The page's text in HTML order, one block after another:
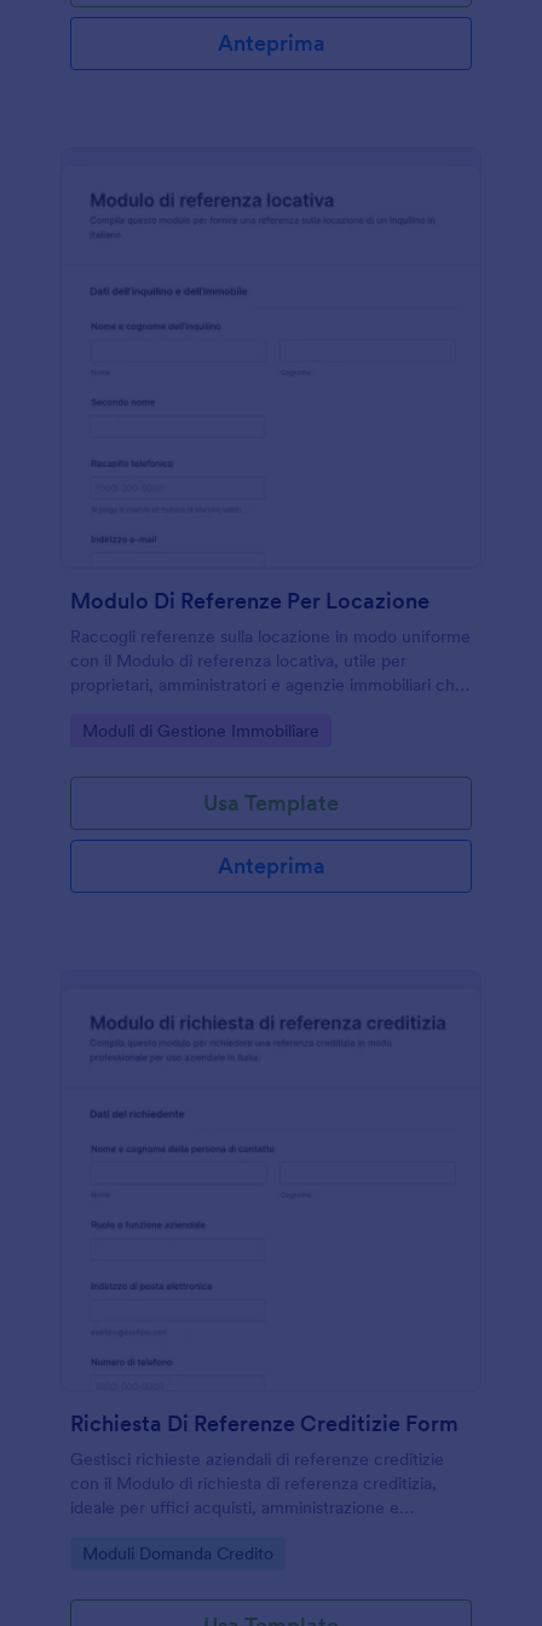
Anteprima
Modulo Di Referenze Per Locazione
Raccogli referenze sulla locazione in modo uniforme
con il Modulo di referenza locativa, utile per
proprietari, amministratori e agenzie immobiliari che
collection online con Jotform.
Go to Category:
Moduli di Gestione Immobiliare
Usa Template
Anteprima
Richiesta Di Referenze Creditizie Form
Gestisci richieste aziendali di referenze creditizie
con il Modulo di richiesta di referenza creditizia,
ideale per uffici acquisti, amministrazione e
e tracciare ogni invio del modulo in Jotform.
Go to Category:
Moduli Domanda Credito